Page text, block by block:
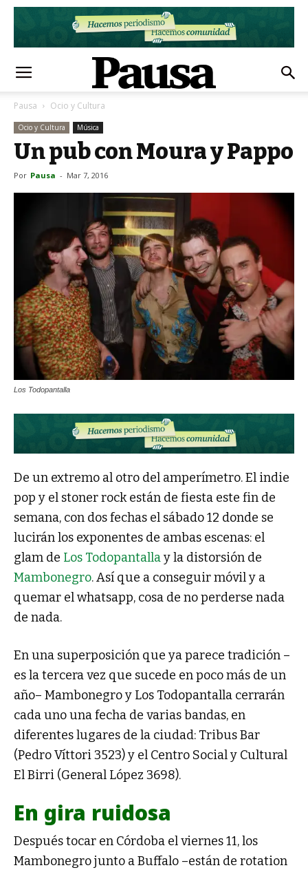
Pausa Ocio y Cultura
Ocio y Cultura Música
Un pub con Moura y Pappo
Por Pausa - Mar 7, 2016
Los Todopantalla
De un extremo al otro del amperímetro. El indie
pop y el stoner rock están de fiesta este fin de
semana, con dos fechas el sábado 12 donde se
lucirán los exponentes de ambas escenas: el
glam de Los Todopantallay la distorsión de
Mambonegro. Así que a conseguir móvil y a
quemar el whatsapp, cosa de no perderse nada
de nada.
En una superposición que ya parece tradición –
es la tercera vez que sucede en poco más de un
año– Mambonegro y Los Todopantalla cerrarán
cada uno una fecha de varias bandas, en
diferentes lugares de la ciudad: Tribus Bar
(Pedro Víttori 3523) y el Centro Social y Cultural
El Birri (General López 3698).
En gira ruidosa
Después tocar en Córdoba el viernes 11, los
Mambonegro junto a Buffalo –están de rotation